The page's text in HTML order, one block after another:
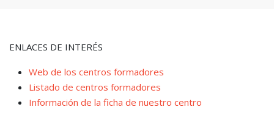
ENLACES DE INTERÉS
Web de los centros formadores
Listado de centros formadores
Información de la ficha de nuestro centro